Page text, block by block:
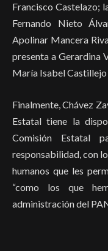
Francisco Castelazo;
Fernando Nieto
Apolinar Mancera
presenta a Gerardina
María Isabel
Finalmente, Chávez
Estatal tiene la
Comisión Estatal
responsabilidad, con
humanos que les
“como los que
administración del